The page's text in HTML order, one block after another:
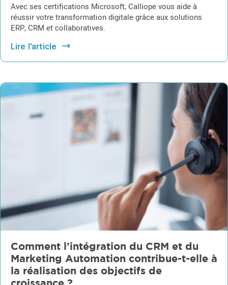
Avec ses certifications Microsoft, Calliope vous aide à
réussir votre transformation digitale grâce aux solutions
ERP, CRM et collaboratives.
Lire l'article
Comment l’intégration du CRM et du
Marketing Automation contribue-t-elle à
la réalisation des objectifs de
croissance ?